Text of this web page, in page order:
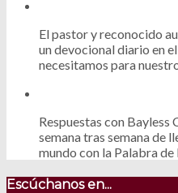
El pastor y reconocido
un devocional diario en
necesitamos para
Respuestas con Bayless
semana tras semana de
mundo con la Palabra de
Escúchanos en...